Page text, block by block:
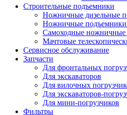
Строительные подъемники
Ножничные дизельные
Ножничные подъемники
Самоходные ножничные
Мачтовые
Сервисное обслуживание
Запчасти
Для фронтальных
Для экскаваторов
Для вилочных
Для экскаваторов-
Для мини-погрузчиков
Фильтры